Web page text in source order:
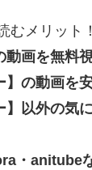
むメリット
画を無料
】の動画を
】以外の気
・anitube